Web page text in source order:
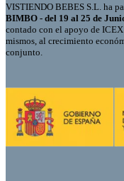
VISTIENDO BEBES S.L. ha
BIMBO - del 19 al 25 de
contado con el apoyo de
mismos, al crecimiento
conjunto.